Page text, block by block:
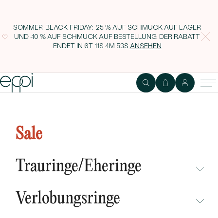
SOMMER-BLACK-FRIDAY: -25 % AUF SCHMUCK AUF LAGER
UND -10 % AUF SCHMUCK AUF BESTELLUNG. DER RABATT
ENDET IN 6T 11S 4M 52S ANSEHEN
Sale
Trauringe/Eheringe
NEUHEITEN
Verlobungsringe
Diamanten Jonie